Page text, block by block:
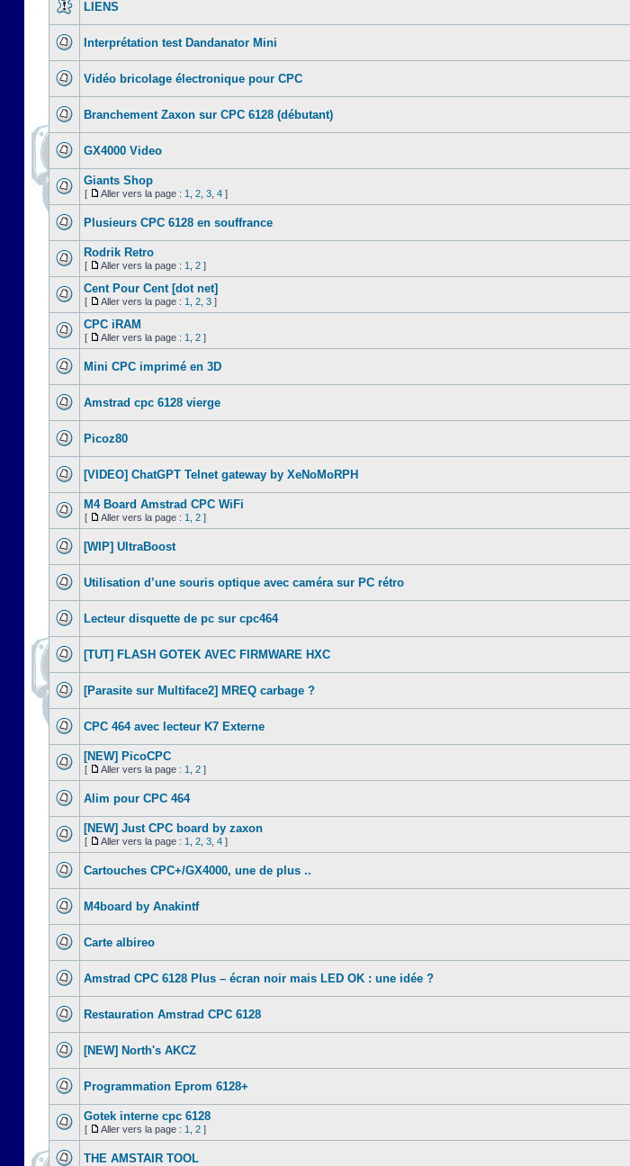
LIENS
Interprétation test Dandanator Mini
Vidéo bricolage électronique pour CPC
Branchement Zaxon sur CPC 6128 (débutant)
GX4000 Video
Giants Shop
[ Aller vers la page : 1 2 3 4 ]
Plusieurs CPC 6128 en souffrance
Rodrik Retro
[ Aller vers la page : 1 2 ]
Cent Pour Cent [dot net]
[ Aller vers la page : 1 2 3 ]
CPC iRAM
[ Aller vers la page : 1 2 ]
Mini CPC imprimé en 3D
Amstrad cpc 6128 vierge
Picoz80
[VIDEO] ChatGPT Telnet gateway by XeNoMoRPH
M4 Board Amstrad CPC WiFi
[ Aller vers la page : 1 2 ]
[WIP] UltraBoost
Utilisation d’une souris optique avec caméra sur PC rétro
Lecteur disquette de pc sur cpc464
[TUT] FLASH GOTEK AVEC FIRMWARE HXC
[Parasite sur Multiface2] MREQ carbage ?
CPC 464 avec lecteur K7 Externe
[NEW] PicoCPC
[ Aller vers la page : 1 2 ]
Alim pour CPC 464
[NEW] Just CPC board by zaxon
[ Aller vers la page : 1 2 3 4 ]
Cartouches CPC+/GX4000, une de plus ..
M4board by Anakintf
Carte albireo
Amstrad CPC 6128 Plus – écran noir mais LED OK : une idée ?
Restauration Amstrad CPC 6128
[NEW] North's AKCZ
Programmation Eprom 6128+
Gotek interne cpc 6128
[ Aller vers la page : 1 2 ]
THE AMSTAIR TOOL